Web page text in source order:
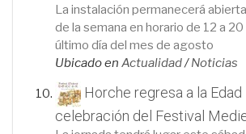
La instalación permanecerá
de la semana en horario de 12 a
último día del mes de agosto
Ubicado en Actualidad/Noticias
Horche regresa a la
celebración del Festival